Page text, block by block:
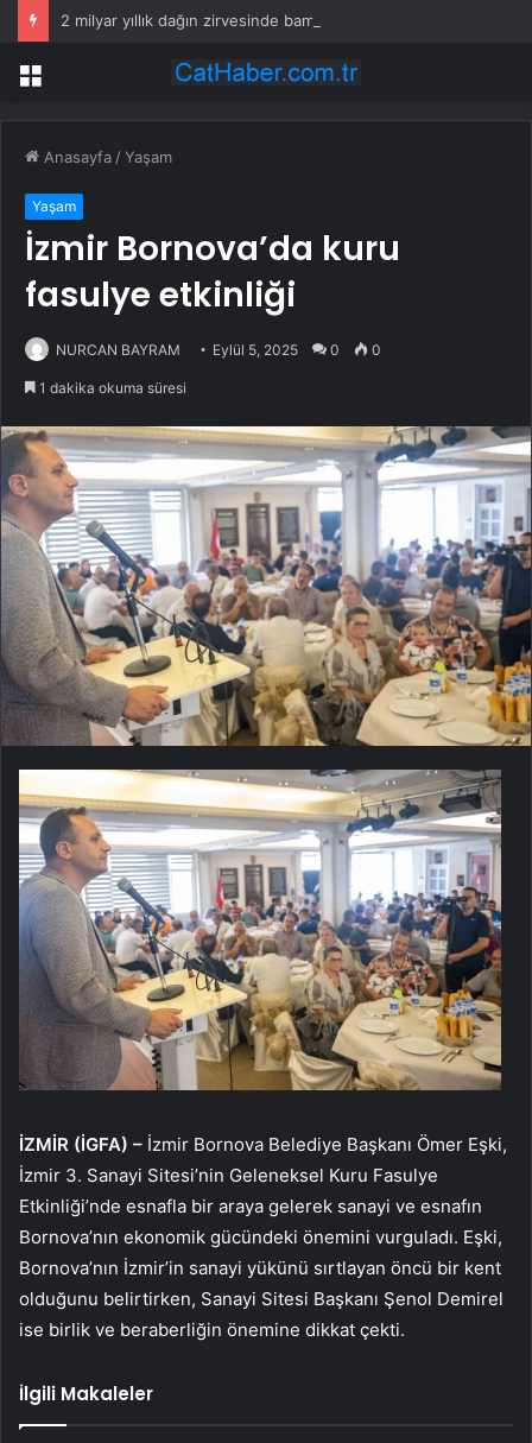
2 milyar yıllık dağın zirvesinde bambaşka bir dünya var
Menü
Anasayfa /Yaşam
Yaşam
İzmir Bornova’da kuru
fasulye etkinliği
NURCAN BAYRAM Eylül 5, 2025 0 0
1 dakika okuma süresi
İZMİR (İGFA) – İzmir Bornova Belediye Başkanı Ömer Eşki,
İzmir 3. Sanayi Sitesi’nin Geleneksel Kuru Fasulye
Etkinliği’nde esnafla bir araya gelerek sanayi ve esnafın
Bornova’nın ekonomik gücündeki önemini vurguladı. Eşki,
Bornova’nın İzmir’in sanayi yükünü sırtlayan öncü bir kent
olduğunu belirtirken, Sanayi Sitesi Başkanı Şenol Demirel
ise birlik ve beraberliğin önemine dikkat çekti.
İlgili Makaleler